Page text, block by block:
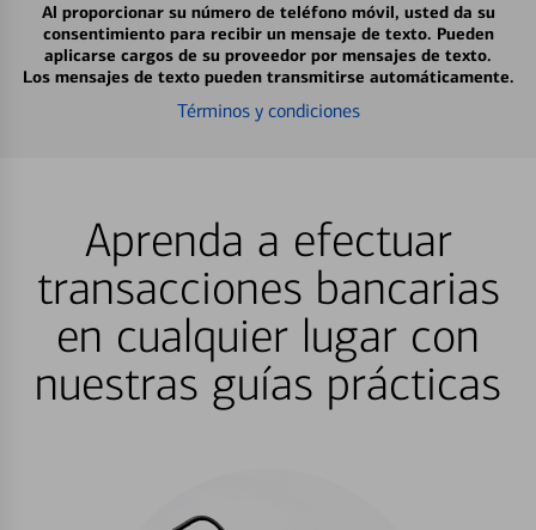
Al proporcionar su número de teléfono móvil, usted da su
consentimiento para recibir un mensaje de texto. Pueden
aplicarse cargos de su proveedor por mensajes de texto.
Los mensajes de texto pueden transmitirse automáticamente.
Términos y condiciones
Aprenda a efectuar
transacciones bancarias
en cualquier lugar con
nuestras guías prácticas